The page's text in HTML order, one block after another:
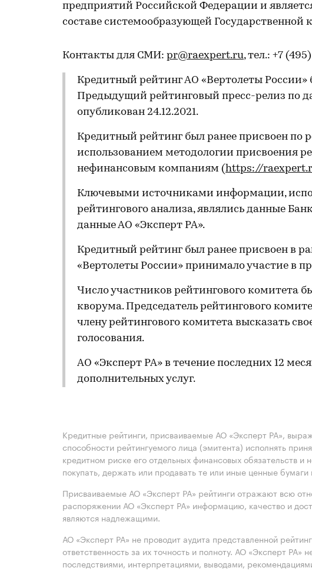
предприятий Российской Федерации и
составе системообразующей Государственной
Контакты для СМИ: pr@raexpert.ru, тел.: +7
Кредитный рейтинг АО «Вертолеты России»
Предыдущий рейтинговый пресс-релиз по
опубликован 24.12.2021.
Кредитный рейтинг был ранее присвоен по
использованием методологии присвоения
нефинансовым компаниям (https://
Ключевыми источниками информации,
рейтингового анализа, являлись данные
данные АО «Эксперт РА».
Кредитный рейтинг был ранее присвоен в
«Вертолеты России» принимало участие в
Число участников рейтингового комитета
кворума. Председатель рейтингового
члену рейтингового комитета высказать
голосования.
АО «Эксперт РА» в течение последних 12
дополнительных услуг.
Кредитные рейтинги, присваиваемые АО «Эксперт РА»,
способности рейтингуемого лица (эмитента) исполнять
кредитном риске его отдельных финансовых обязательств
покупать, держать или продавать те или иные ценные
Присваиваемые АО «Эксперт РА» рейтинги отражают всю
распоряжении АО «Эксперт РА» информацию, качество и
являются надлежащими.
АО «Эксперт РА» не проводит аудита представленной
ответственность за их точность и полноту. АО «Эксперт РА»
последствиями, интерпретациями, выводами,